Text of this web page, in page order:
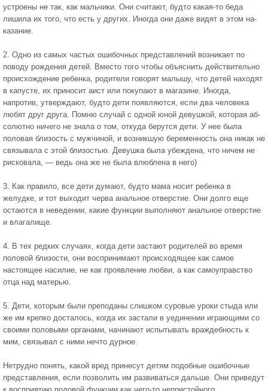
устроены не так, как мальчики. Они считают, будто какая-то беда
лишила их того, что есть у других. Иногда они даже видят в этом на­
казание.
2. Одно из самых частых ошибочных представле­ний возникает по
поводу рождения детей. Вместо того чтобы объяснить действительно
происхождение ребенка, родители говорят малышу, что детей нахо­дят
в капусте, их приносит аист или покупают в магазине. Иногда,
напротив, утверждают, будто де­ти появляются, если два человека
любят друг друга. Помню случай с одной юной девушкой, которая аб­
солютно ничего не знала о том, откуда берутся дети. У нее была
половая близость с мужчиной, и возник­шую беременность она никак не
связывала с этой близостью. Девушка была убеждена, что ничем не
рисковала, — ведь она же не была влюблена в него)
3. Как правило, все дети думают, будто мама но­сит ребенка в
желудке, и тот выходит черва анальное отверстие. Они долго еще
остаются в неведении, какие функции выполняют анальное отверстие
и вла­галище.
4. В тех редких случаях, когда дети застают ро­дителей во время
половой близости, они восприни­мают происходящее как самое
настоящее насилие, не как проявление любви, а как самоуправство
отца над матерью.
5. Дети, которым были преподаны слишком суро­вые уроки стыда или
же им крепко досталось, когда их застали в уединении играющими со
своими поло­выми органами, начинают испытывать враждеб­ность к
мим, связывал с ними нечто дурное.
Нетрудно понять, какой вред принесут детям подобные ошибочные
представления, если позволить им развиваться дальше. Они приведут